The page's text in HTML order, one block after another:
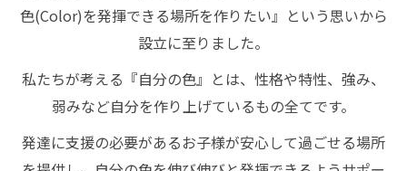
色(Color)を発揮できる場所を作りたい』という思いから
設立に至りました。
私たちが考える『自分の色』とは、性格や特性、強み、
弱みなど自分を作り上げているもの全てです。
発達に支援の必要があるお子様が安心して過ごせる場所